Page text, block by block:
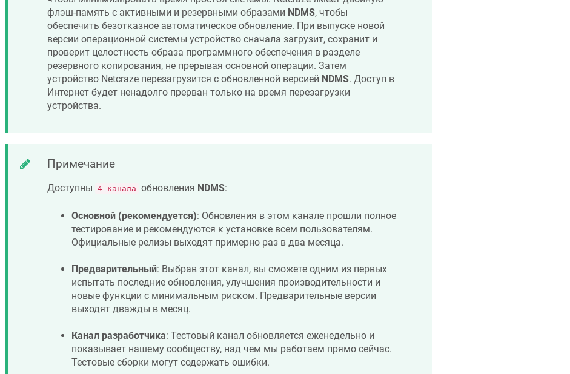
флэш-память с активными и резервными образами NDMS, чтобы
обеспечить безотказное автоматическое обновление. При выпуске новой
версии операционной системы устройство сначала загрузит, сохранит и
проверит целостность образа программного обеспечения в разделе
резервного копирования, не прерывая основной операции. Затем
устройство Netcrazeперезагрузится с обновленной версией NDMS. Доступ в
Интернет будет ненадолго прерван только на время перезагрузки
устройства.
Примечание
Доступны 4 канала обновления NDMS:
Основной (рекомендуется): Обновления в этом канале прошли полное
тестирование и рекомендуются к установке всем пользователям.
Официальные релизы выходят примерно раз в два месяца.
Предварительный: Выбрав этот канал, вы сможете одним из первых
испытать последние обновления, улучшения производительности и
новые функции с минимальным риском. Предварительные версии
выходят дважды в месяц.
Канал разработчика: Тестовый канал обновляется еженедельно и
показывает нашему сообществу, над чем мы работаем прямо сейчас.
Тестовые сборки могут содержать ошибки.